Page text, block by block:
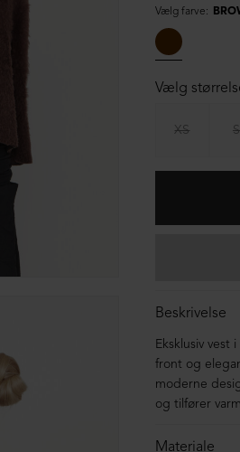
Vælg farve:
Vælg
XS S
Beskrivelse
Eksklusiv vest
front og
moderne
og tilfører
Materiale